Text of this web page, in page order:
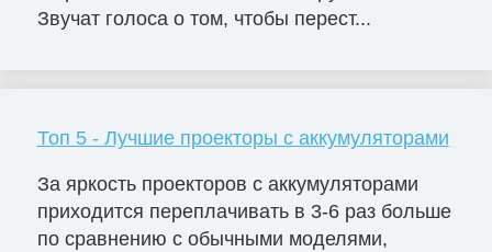
Звучат голоса о том, чтобы перест...
Топ 5 - Лучшие проекторы с аккумуляторами
За яркость проекторов с аккумуляторами
приходится переплачивать в 3-6 раз больше
по сравнению с обычными моделями,